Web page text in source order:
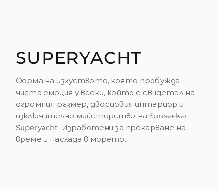
SUPERYACHT
Форма на изкуството, която пробужда
чиста емоция у всеки, който е свидетел на
огромния размер, дворцовия интериор и
изключително майсторство на Sunseeker
Superyacht. Изработени за прекарване на
време и наслада в морето.